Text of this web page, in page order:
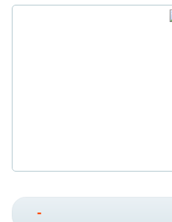
-